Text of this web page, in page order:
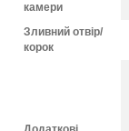
камери
Зливний отвір/
корок